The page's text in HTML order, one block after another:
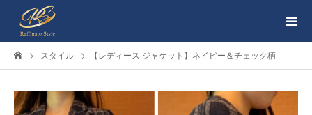
スタイル 【レディース ジャケット】ネイビー＆チェック柄